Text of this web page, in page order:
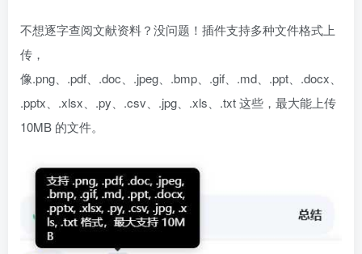
不想逐字查阅文献资料？没问题！插件支持多种文件格式上
传，
像.png、.pdf、.doc、.jpeg、.bmp、.gif、.md、.ppt、.docx、
.pptx、.xlsx、.py、.csv、.jpg、.xls、.txt 这些，最大能上传
10MB 的文件。